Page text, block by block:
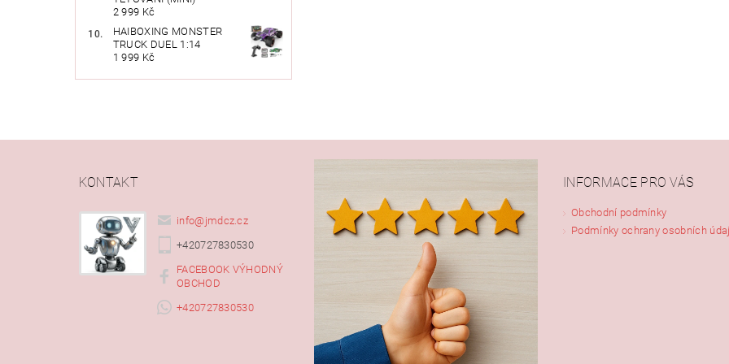
2 999 Kč
HAIBOXING MONSTER
TRUCK DUEL 1:14
1 999 Kč
KONTAKT
info@ jmdcz.cz
+420727830530
FACEBOOK VÝHODNÝ
OBCHOD
+420727830530
INFORMACE PRO VÁS
Obchodní podmínky
Podmínky ochrany osobních